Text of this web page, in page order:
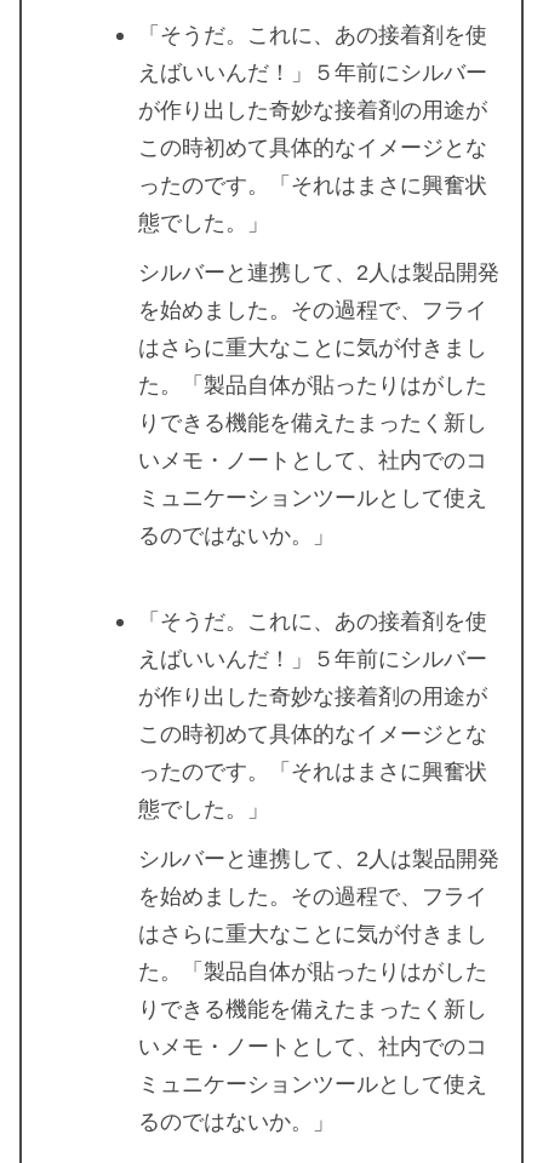
「そうだ。これに、あの接着剤を使
えばいいんだ！」５年前にシルバー
が作り出した奇妙な接着剤の用途が
この時初めて具体的なイメージとな
ったのです。「それはまさに興奮状
態でした。」
シルバーと連携して、2人は製品開発
を始めました。その過程で、フライ
はさらに重大なことに気が付きまし
た。「製品自体が貼ったりはがした
りできる機能を備えたまったく新し
いメモ・ノートとして、社内でのコ
ミュニケーションツールとして使え
るのではないか。」
「そうだ。これに、あの接着剤を使
えばいいんだ！」５年前にシルバー
が作り出した奇妙な接着剤の用途が
この時初めて具体的なイメージとな
ったのです。「それはまさに興奮状
態でした。」
シルバーと連携して、2人は製品開発
を始めました。その過程で、フライ
はさらに重大なことに気が付きまし
た。「製品自体が貼ったりはがした
りできる機能を備えたまったく新し
いメモ・ノートとして、社内でのコ
ミュニケーションツールとして使え
るのではないか。」